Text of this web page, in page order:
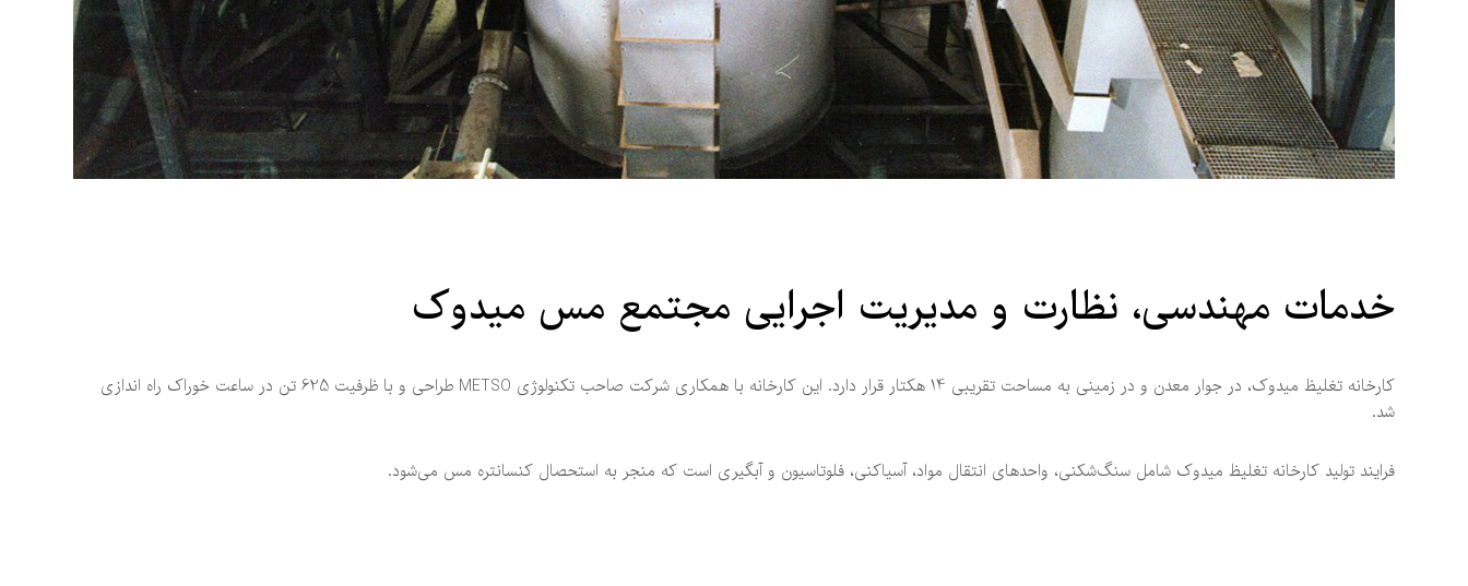
خدمات مهندسی، نظارت و مدیریت اجرایی مجتمع مس میدوک
کارخانه تغلیظ میدوک، در جوار معدن و در زمینی به مساحت تقریبی 14 هکتار قرار دارد. این کارخانه با همکاری شرکت صاحب تکنولوژی METSO طراحی و با ظرفیت 625 تن در ساعت خوراک راه اندازی
شد.
فرایند تولید کارخانه تغلیظ میدوک شامل سنگ‌شکنی، واحدهای انتقال مواد، آسیاکنی، فلوتاسیون و آبگیری است که منجر به استحصال کنسانتره مس می‌شود.